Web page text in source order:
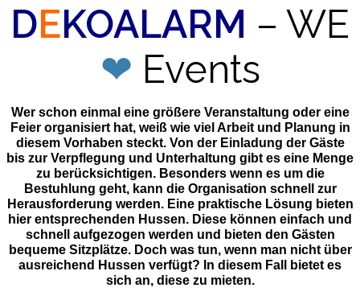
DEKOALARM – WE
❤ Events
Wer schon einmal eine größere Veranstaltung oder eine
Feier organisiert hat, weiß wie viel Arbeit und Planung in
diesem Vorhaben steckt. Von der Einladung der Gäste
bis zur Verpflegung und Unterhaltung gibt es eine Menge
zu berücksichtigen. Besonders wenn es um die
Bestuhlung geht, kann die Organisation schnell zur
Herausforderung werden. Eine praktische Lösung bieten
hier entsprechenden Hussen. Diese können einfach und
schnell aufgezogen werden und bieten den Gästen
bequeme Sitzplätze. Doch was tun, wenn man nicht über
ausreichend Hussen verfügt? In diesem Fall bietet es
sich an, diese zu mieten.